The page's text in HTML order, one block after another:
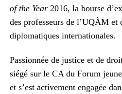
of the Year 2016, la bourse
des professeurs de l’UQÀM
diplomatiques internationales.
Passionnée de justice et de
siégé sur le CA du Forum
et s’est activement engagée